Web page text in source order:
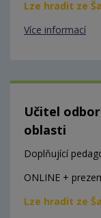
Lze hradit ze
Více informací
Učitel
oblasti
Doplňující
ONLINE +
Lze hradit ze